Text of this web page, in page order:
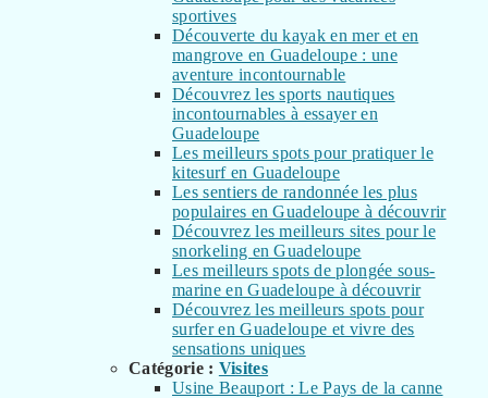
sportives
Découverte du kayak en mer et en
mangrove en Guadeloupe : une
aventure incontournable
Découvrez les sports nautiques
incontournables à essayer en
Guadeloupe
Les meilleurs spots pour pratiquer le
kitesurf en Guadeloupe
Les sentiers de randonnée les plus
populaires en Guadeloupe à découvrir
Découvrez les meilleurs sites pour le
snorkeling en Guadeloupe
Les meilleurs spots de plongée sous-
marine en Guadeloupe à découvrir
Découvrez les meilleurs spots pour
surfer en Guadeloupe et vivre des
sensations uniques
Catégorie : Visites
Usine Beauport : Le Pays de la canne